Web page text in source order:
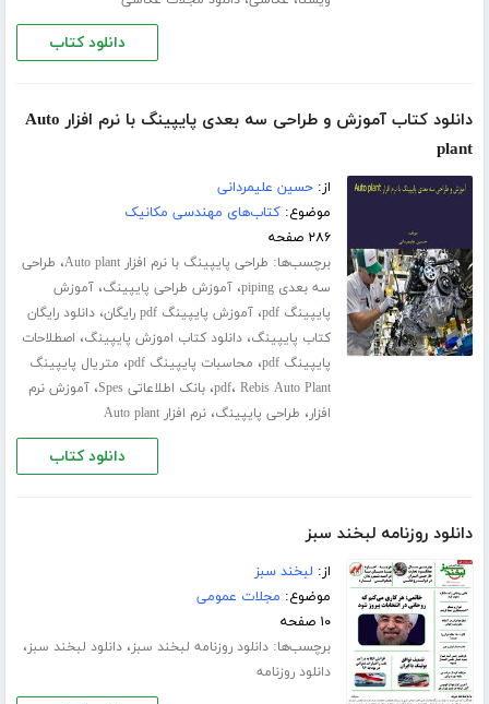
دانلود کتاب
دانلود کتاب آموزش و طراحی سه بعدی پایپینگ با نرم افزار Auto
plant
از:حسین علیمردانی
موضوع:کتاب‌های مهندسی مکانیک
۲۸۶ صفحه
برچسب‌ها: طراحی پایپینگ با نرم افزار Auto plant ، طراحی
سه بعدی piping
،آموزش طراحی پایپینگ،آموزش
پایپینگ pdf
،آموزش پایپینگ pdf رایگان ،دانلود رایگان
کتاب پایپینگ،دانلود کتاب اموزش پایپینگ، اصطلاحات
پایپینگ pdf
، محاسبات پایپینگ pdf ، متریال پایپینگ
pdf، Rebis Auto Plant ،بانک اطلاعاتی Spes ،آموزش نرم
افزار، طراحی پایپینگ،نرم افزار Auto plant
دانلود کتاب
دانلود روزنامه لبخند سبز
از: لبخند سبز
موضوع: مجلات عمومی
۱۰ صفحه
برچسب‌ها:دانلود روزنامه لبخند سبز،دانلود لبخند سبز،
دانلود روزنامه